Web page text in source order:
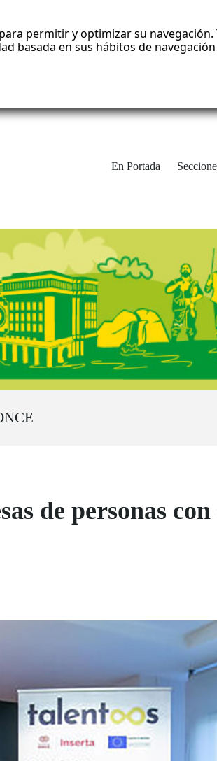
permitir y optimizar su
basada en sus hábitos de
En Portada
de personas